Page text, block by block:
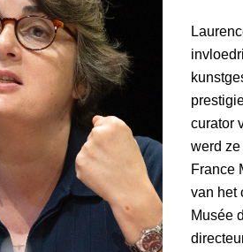
curator
werd
France
van het
Musée